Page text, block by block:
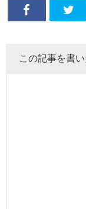
この記事を書い